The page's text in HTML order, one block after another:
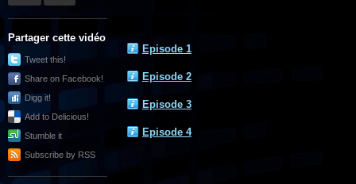
Partager cette vidéo
Tweet this!
Share on Facebook!
Digg it!
Add to Delicious!
Stumble it
Subscribe by RSS
Episode 1
Episode 2
Episode 3
Episode 4